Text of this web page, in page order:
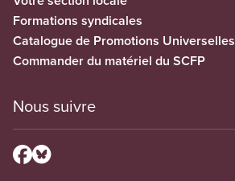
Formations syndicales
Catalogue de Promotions Universelles
Commander du matériel du SCFP
Nous suivre